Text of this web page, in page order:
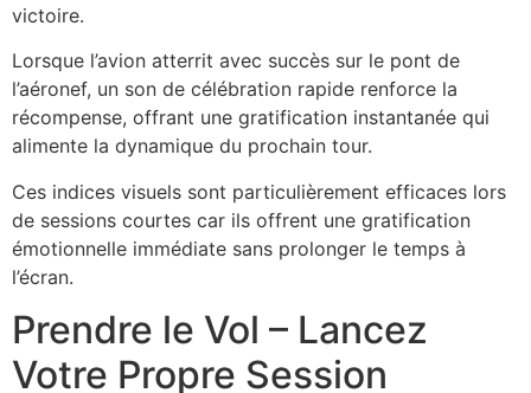
victoire.
Lorsque l’avion atterrit avec succès sur le pont de
l’aéronef, un son de célébration rapide renforce la
récompense, offrant une gratification instantanée qui
alimente la dynamique du prochain tour.
Ces indices visuels sont particulièrement efficaces lors
de sessions courtes car ils offrent une gratification
émotionnelle immédiate sans prolonger le temps à
l’écran.
Prendre le Vol – Lancez
Votre Propre Session